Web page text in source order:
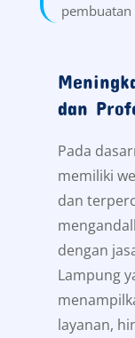
dan
Pada
memiliki
dan
dengan
Lampung
layanan,